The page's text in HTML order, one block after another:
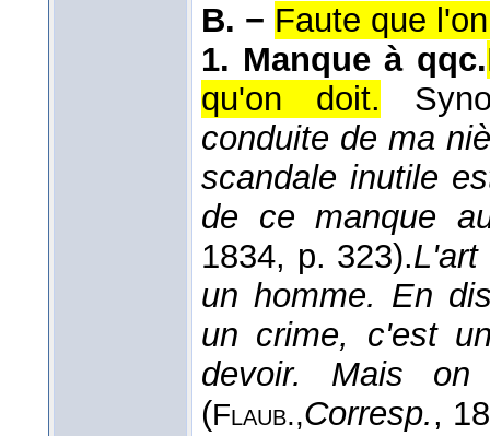
B. − Faute que
1. Manque à qqc.
qu'on doit.
conduite de ma
scandale inutile
de ce manque
1834, p. 323).L'art
un homme. En
un crime, c'est
devoir. Mais
(Flaub.,Corresp.,